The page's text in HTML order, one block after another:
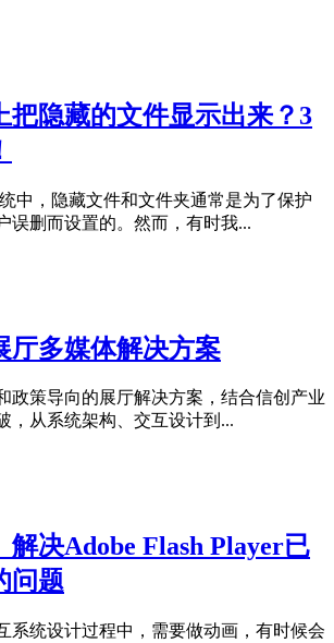
把隐藏的文件显示出来？3
中，隐藏文件和文件夹通常是为了保护
误删而设置的。然而，有时我...
厅多媒体解决方案
政策导向的展厅解决方案，结合信创产业
，从系统架构、交互设计到...
解决Adobe Flash Player已
问题
统设计过程中，需要做动画，有时候会